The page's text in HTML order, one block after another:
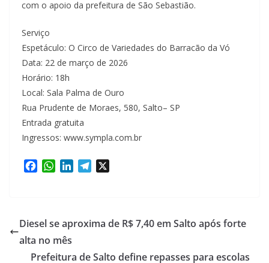
com o apoio da prefeitura de São Sebastião.
Serviço
Espetáculo: O Circo de Variedades do Barracão da Vó
Data: 22 de março de 2026
Horário: 18h
Local: Sala Palma de Ouro
Rua Prudente de Moraes, 580, Salto– SP
Entrada gratuita
Ingressos: www.sympla.com.br
b
o
o
k
W
s
A
p
p
e
d
n
g
r
m
Diesel se aproxima de R$ 7,40 em Salto após forte
alta no mês
Prefeitura de Salto define repasses para escolas